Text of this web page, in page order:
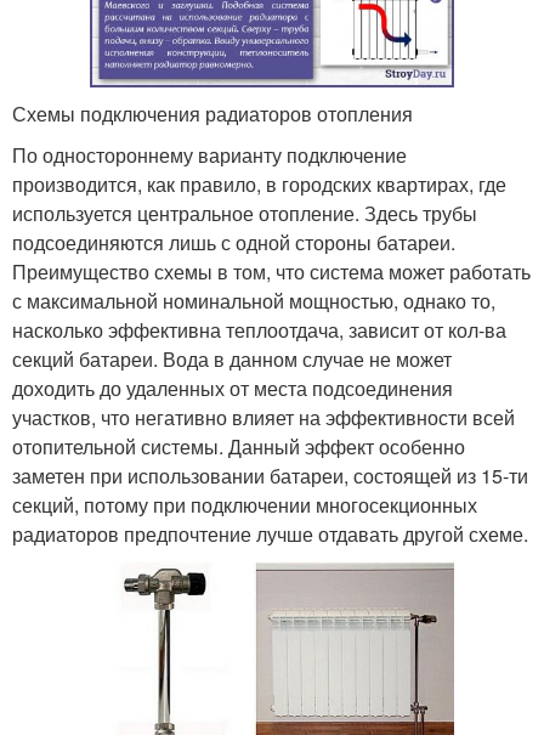
Схемы подключения радиаторов отопления
По одностороннему варианту подключение
производится, как правило, в городских квартирах, где
используется центральное отопление. Здесь трубы
подсоединяются лишь с одной стороны батареи.
Преимущество схемы в том, что система может работать
с максимальной номинальной мощностью, однако то,
насколько эффективна теплоотдача, зависит от кол-ва
секций батареи. Вода в данном случае не может
доходить до удаленных от места подсоединения
участков, что негативно влияет на эффективности всей
отопительной системы. Данный эффект особенно
заметен при использовании батареи, состоящей из 15-ти
секций, потому при подключении многосекционных
радиаторов предпочтение лучше отдавать другой схеме.